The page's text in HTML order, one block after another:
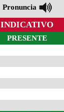
Pronuncia
INDICATIVO
PRESENTE